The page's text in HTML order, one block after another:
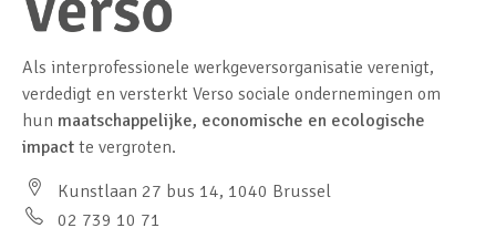
Als interprofessionele werkgeversorganisatie verenigt,
verdedigt en versterkt Verso sociale ondernemingen om
hun maatschappelijke, economische en ecologische
impact te vergroten.
Kunstlaan 27 bus 14, 1040 Brussel
02 739 10 71